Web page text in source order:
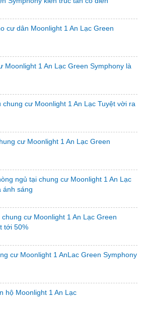
cư dân Moonlight 1 An Lạc Green
Moonlight 1 An Lạc Green Symphony là
chung cư Moonlight 1 An Lạc Tuyệt vời ra
cư Moonlight 1 An Lạc Green
ngủ tại chung cư Moonlight 1 An Lạc
ánh sáng
cư Moonlight 1 An Lạc Green
tới 50%
cư Moonlight 1 AnLac Green Symphony
hộ Moonlight 1 An Lạc